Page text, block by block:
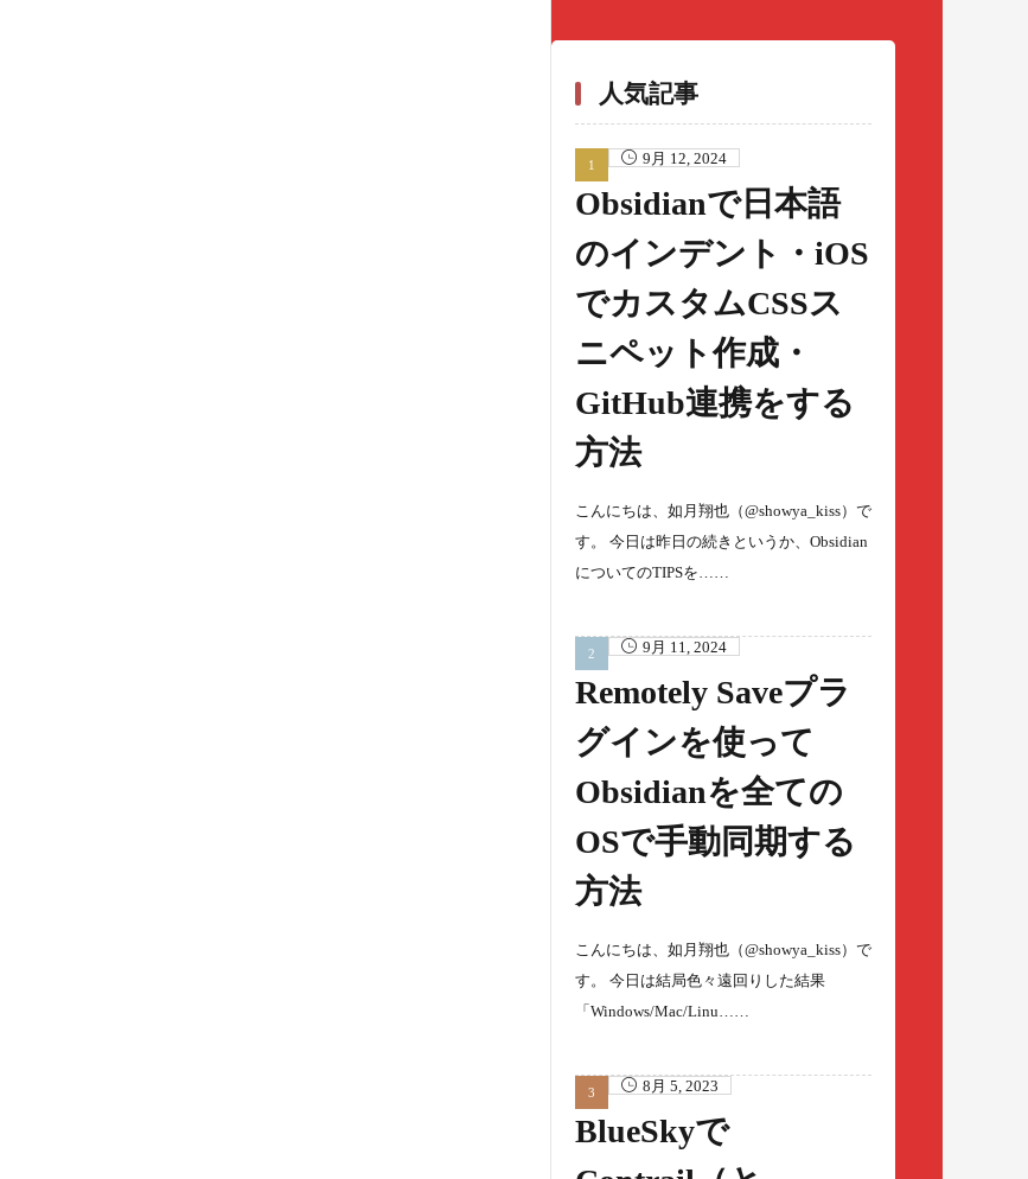
人気記事
9月 12, 2024
Obsidianで日本語
のインデント・iOS
でカスタムCSSス
ニペット作成・
GitHub連携をする
方法
こんにちは、如月翔也（@showya_kiss）で
す。 今日は昨日の続きというか、Obsidian
についてのTIPSを……
9月 11, 2024
Remotely Saveプラ
グインを使って
Obsidianを全ての
OSで手動同期する
方法
こんにちは、如月翔也（@showya_kiss）で
す。 今日は結局色々遠回りした結果
「Windows/Mac/Linu……
8月 5, 2023
BlueSkyで